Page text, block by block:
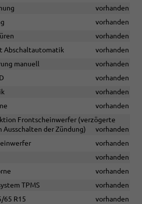
vorhanden
vorhanden
vorhanden
Abschaltautomatik
vorhanden
manuell
vorhanden
vorhanden
vorhanden
vorhanden
Frontscheinwerfer (verzögerte
Ausschalten der Zündung)
vorhanden
vorhanden
vorhanden
vorhanden
TPMS
vorhanden
65 R15
vorhanden